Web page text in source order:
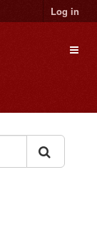
Log in